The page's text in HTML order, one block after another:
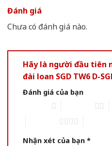
Đánh giá
Chưa có đánh giá nào.
Hãy là người đầu tiên
đài loan SGD TW6 D-
Đánh giá của bạn
Nhận xét của bạn *